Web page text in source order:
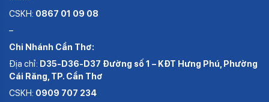
CSKH: 0867 01 09 08
–
Chi Nhánh Cần Thơ:
Địa chỉ: D35-D36-D37 Đường số 1 – KĐT Hưng Phú, Phường
Cái Răng, TP. Cần Thơ
CSKH: 0909 707 234